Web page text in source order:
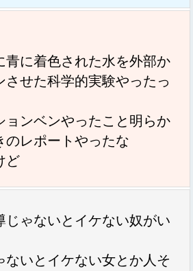
青に着色された水を外部か
させた科学的実験やったっ
ョンベンやったこと明らか
のレポートやったな
ど
じゃないとイケない奴がい
ないとイケない女とか人そ